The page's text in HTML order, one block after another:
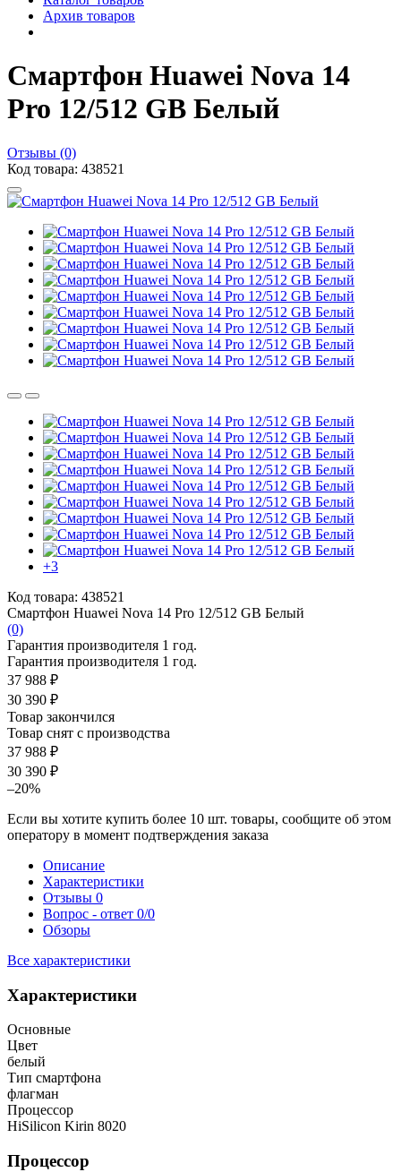
Архив товаров
Смартфон Huawei Nova 14
Pro 12/512 GB Белый
Отзывы (0)
Код товара: 438521
+3
Код товара: 438521
Смартфон Huawei Nova 14 Pro 12/512 GB Белый
(0)
Гарантия производителя 1 год.
Гарантия производителя 1 год.
37 988 ₽
30 390 ₽
Товар закончился
Товар снят с производства
37 988 ₽
30 390 ₽
–20%
Если вы хотите купить более 10 шт. товары, сообщите об этом
оператору в момент подтверждения заказа
Описание
Характеристики
Отзывы 0
Вопрос - ответ 0/0
Обзоры
Все характеристики
Характеристики
Основные
Цвет
белый
Тип смартфона
флагман
Процессор
HiSilicon Kirin 8020
Процессор